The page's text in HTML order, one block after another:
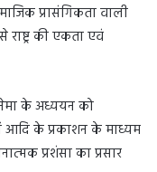
प्रासंगिकता वाली
राष्ट्र की एकता एवं
के अध्ययन को
आदि के प्रकाशन के माध्यम
प्रशंसा का प्रसार